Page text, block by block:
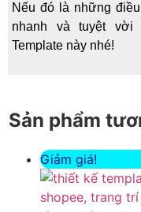
Nếu đó là những
nhanh và tuyệt vời
Template này nhé!
Sản phẩm
Giảm giá!